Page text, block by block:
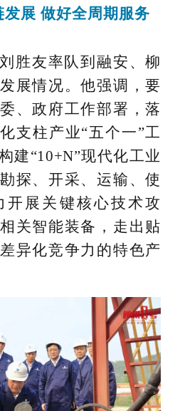
展 做好全周期服务
胜友率队到融安、柳
展情况。他强调，要
、政府工作部署，落
支柱产业“五个一”工
建“10+N”现代化工业
探、开采、运输、使
开展关键核心技术攻
关智能装备，走出贴
异化竞争力的特色产